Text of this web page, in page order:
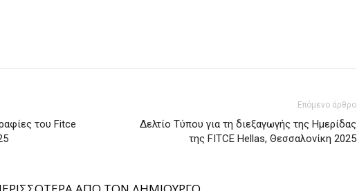
του Fitce
Επόμενο άρθρο
Δελτίο Τύπου για τη διεξαγωγής της Ημερίδας
της FITCE Hellas, Θεσσαλονίκη 2025